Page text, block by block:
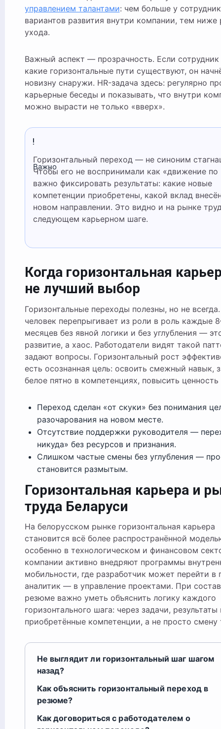
управлением талантами: чем больше у
вариантов развития внутри компании, тем ниже
ухода.
Важный аспект — прозрачность. Если сотрудник
какие горизонтальные пути существуют, он
новизну снаружи. HR-задача здесь: регулярно
карьерные беседы и показывать, что внутри
можно вырасти не только «вверх».
Важно
Горизонтальный переход — не синоним стагнации.
Чтобы его не воспринимали как «движение по
важно фиксировать результаты: какие новые
компетенции приобретены, какой вклад
новом направлении. Это видно и на рынке
следующем карьерном шаге.
Когда горизонтальная
не лучший выбор
Горизонтальные переходы полезны, но не
человек перепрыгивает из роли в роль каждые
месяцев без явной логики и без углубления —
развитие, а хаос. Работодатели видят такой
задают вопросы. Горизонтальный рост
есть осознанная цель: освоить смежный навык,
белое пятно в компетенциях, повысить
Переход сделан «от скуки» без понимания
разочарования на новом месте.
Отсутствие поддержки руководителя —
никуда» без ресурсов и признания.
Слишком частые смены без углубления —
становится размытым.
Горизонтальная карьера и
труда Беларуси
На белорусском рынке горизонтальная карьера
становится всё более распространённой
особенно в технологическом и финансовом
компании активно внедряют программы
мобильности, где разработчик может перейти в
аналитик — в управление проектами. При
резюме важно уметь объяснить логику каждого
горизонтального шага: через задачи, результаты
приобретённые компетенции, а не просто смену
Не выглядит ли горизонтальный шаг шагом
назад?
Как объяснить горизонтальный переход в
резюме?
Как договориться с работодателем о